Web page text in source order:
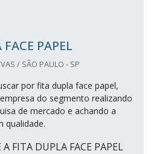
PAPEL
/ SÃO PAULO - SP
por fita dupla face papel,
do segmento realizando
de mercado e achando a
qualidade.
FITA DUPLA FACE PAPEL